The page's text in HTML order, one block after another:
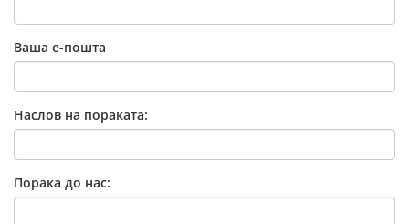
Ваша е-пошта
Наслов на пораката:
Порака до нас: